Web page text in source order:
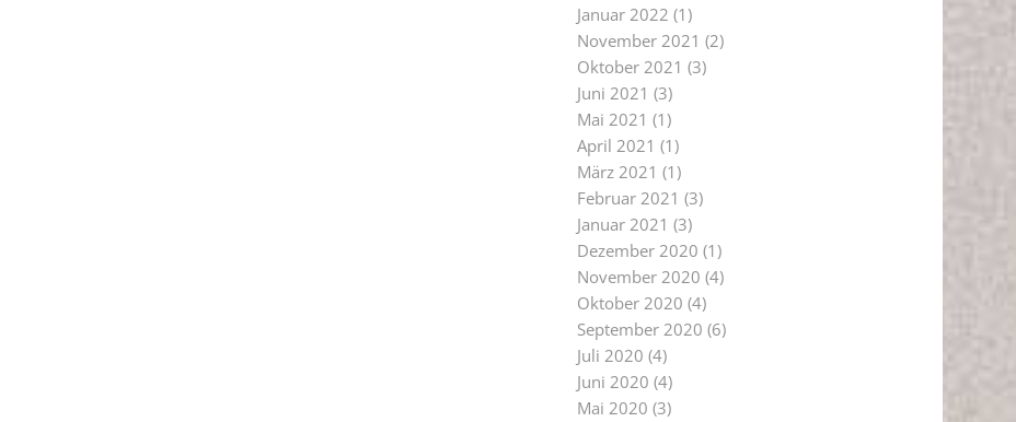
Januar 2022 (1)
November 2021 (2)
Oktober 2021 (3)
Juni 2021 (3)
Mai 2021 (1)
April 2021 (1)
März 2021 (1)
Februar 2021 (3)
Januar 2021 (3)
Dezember 2020 (1)
November 2020 (4)
Oktober 2020 (4)
September 2020 (6)
Juli 2020 (4)
Juni 2020 (4)
Mai 2020 (3)